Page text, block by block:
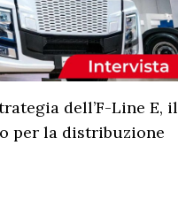
dell’F-Line E, il
per la distribuzione